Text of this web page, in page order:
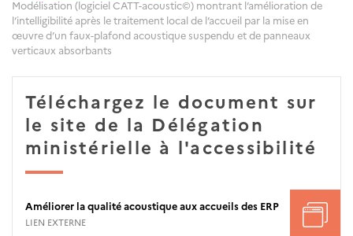
Modélisation (logiciel CATT-acoustic©) montrant l’amélioration de
l’intelligibilité après le traitement local de l’accueil par la mise en
œuvre d’un faux-plafond acoustique suspendu et de panneaux
verticaux absorbants
Téléchargez le document sur
le site de la Délégation
ministérielle à l'accessibilité
Améliorer la qualité acoustique aux accueils des ERP
LIEN EXTERNE